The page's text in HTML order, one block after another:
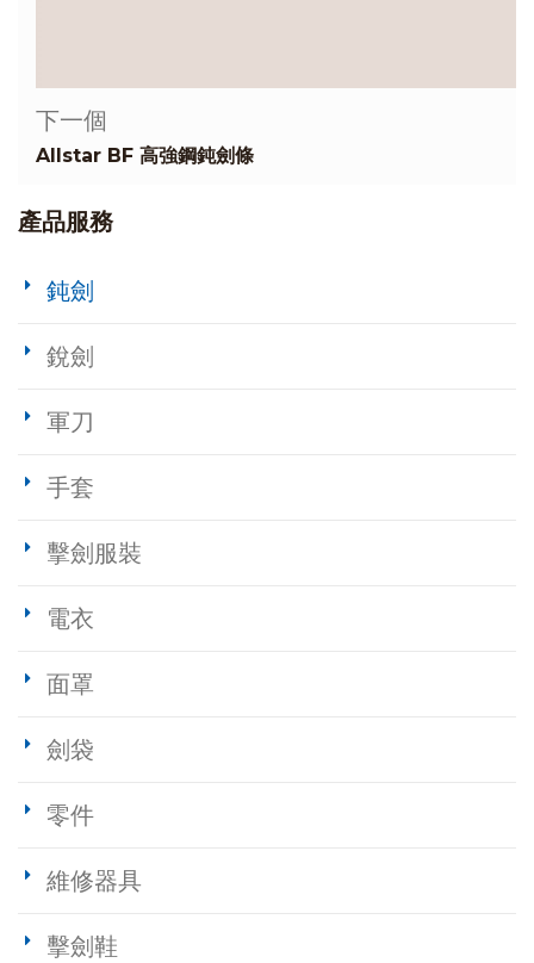
下一個
Allstar BF 高強鋼鈍劍條
產品服務
鈍劍
銳劍
軍刀
手套
擊劍服裝
電衣
面罩
劍袋
零件
維修器具
擊劍鞋